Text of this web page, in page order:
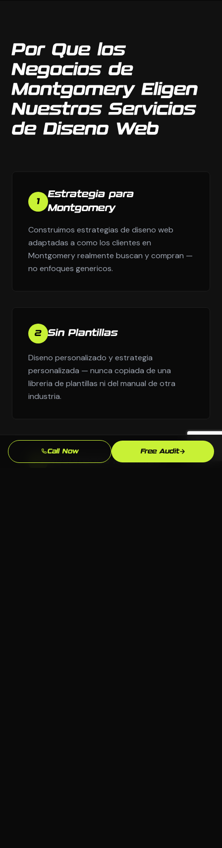
Por Que los
Negocios de
Montgomery Eligen
Nuestros Servicios
de Diseno Web
1
Estrategia para
Montgomery
Construimos estrategias de diseno web
adaptadas a como los clientes en
Montgomery realmente buscan y compran —
no enfoques genericos.
2 Sin Plantillas
Diseno personalizado y estrategia
personalizada — nunca copiada de una
libreria de plantillas ni del manual de otra
industria.
3 Resultados Medibles
Call Now Free Audit